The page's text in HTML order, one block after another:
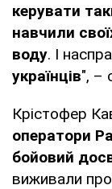
керувати
навчили
воду. І
українців", –
Крістофер
оператори
бойовий
виживали